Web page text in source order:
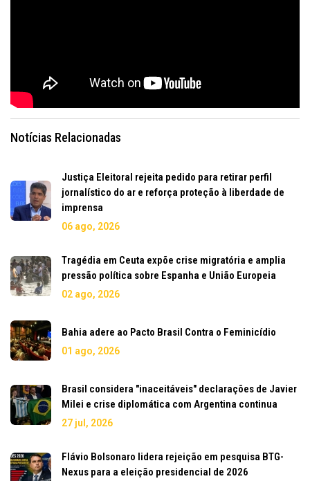
Notícias Relacionadas
Justiça Eleitoral rejeita pedido para retirar perfil
jornalístico do ar e reforça proteção à liberdade de
imprensa
06 ago, 2026
Tragédia em Ceuta expõe crise migratória e amplia
pressão política sobre Espanha e União Europeia
02 ago, 2026
Bahia adere ao Pacto Brasil Contra o Feminicídio
01 ago, 2026
Brasil considera "inaceitáveis" declarações de Javier
Milei e crise diplomática com Argentina continua
27 jul, 2026
Flávio Bolsonaro lidera rejeição em pesquisa BTG-
Nexus para a eleição presidencial de 2026